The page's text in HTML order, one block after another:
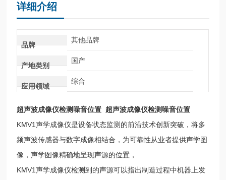
详细介绍
品牌
其他品牌
产地类别
国产
应用领域
综合
超声波成像仪检测噪音位置 超声波成像仪检测噪音位置
KMV1声学成像仪是设备状态监测的前沿技术创新突破，将多
频声波传感器与数字成像相结合，为可靠性从业者提供声学图
像，声学图像精确地呈现声源的位置，
KMV1声学成像仪检测到的声源可以指出制造过程中机器上发